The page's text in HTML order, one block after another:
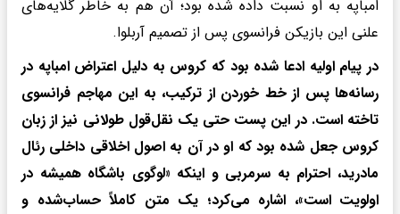
امباپه به او نسبت داده شده بود؛ آن هم به خاطر گلایه‌های
علنی این بازیکن فرانسوی پس از تصمیم آربلوا.
در پیام اولیه ادعا شده بود که کروس به دلیل اعتراض امباپه در
رسانه‌ها پس از خط خوردن از ترکیب، به این مهاجم فرانسوی
تاخته است. در این پست حتی یک نقل‌قول طولانی نیز از زبان
کروس جعل شده بود که او در آن به اصول اخلاقی داخلی رئال
مادرید، احترام به سرمربی و اینکه «لوگوی باشگاه همیشه در
اولویت است»، اشاره می‌کرد؛ یک متن کاملاً حساب‌شده و